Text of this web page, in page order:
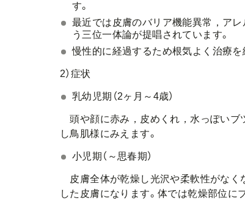
す。
最近では皮膚のバリア機能異常，ア
う三位一体論が提唱されています。
慢性的に経過するため根気よく治療を
2）症状
乳幼児期（2ヶ月～4歳）
頭や顔に赤み，皮めくれ，水っぽいブ
し鳥肌様にみえます。
小児期（～思春期）
皮膚全体が乾燥し光沢や柔軟性がなく
した皮膚になります。体では乾燥部位に